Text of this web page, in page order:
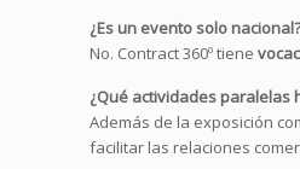
¿Es un evento solo
No. Contract 360º tiene
¿Qué actividades paralelas
Además de la exposición
facilitar las relaciones